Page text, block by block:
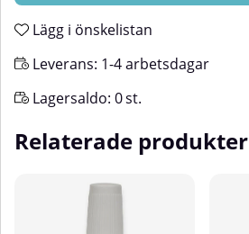
Lägg i önskelistan
Leverans: 1-4 arbetsdagar
Lagersaldo: 0st.
Relaterade produkter